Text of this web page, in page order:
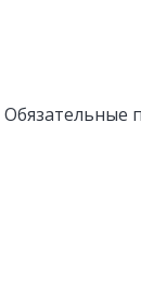
Обязательные